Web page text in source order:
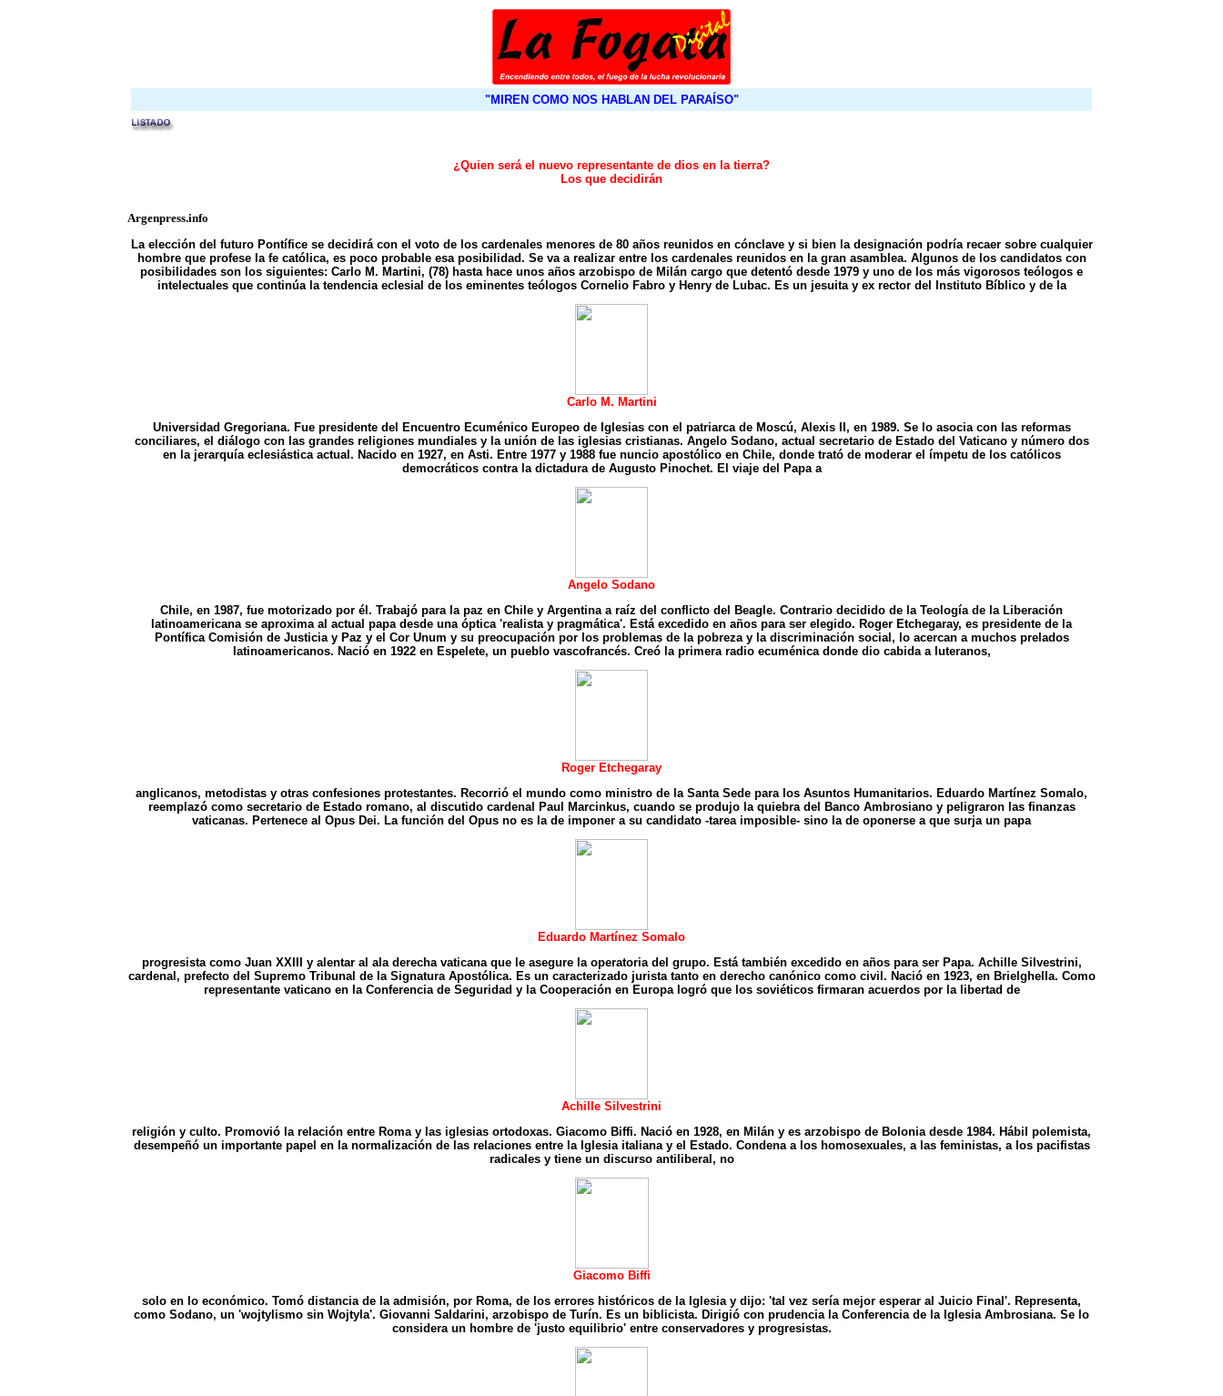
"MIREN COMO NOS HABLAN DEL PARAÍSO"
¿Quien será el nuevo representante de dios en la tierra?
Los que decidirán
Argenpress.info
La elección del futuro Pontífice se decidirá con el voto de los cardenales menores de 80 años reunidos en cónclave y si bien la designación podría recaer sobre cualquier
hombre que profese la fe católica, es poco probable esa posibilidad. Se va a realizar entre los cardenales reunidos en la gran asamblea. Algunos de los candidatos con
posibilidades son los siguientes: Carlo M. Martini, (78) hasta hace unos años arzobispo de Milán cargo que detentó desde 1979 y uno de los más vigorosos teólogos e
intelectuales que continúa la tendencia eclesial de los eminentes teólogos Cornelio Fabro y Henry de Lubac. Es un jesuita y ex rector del Instituto Bíblico y de la
Carlo M. Martini
Universidad Gregoriana. Fue presidente del Encuentro Ecuménico Europeo de Iglesias con el patriarca de Moscú, Alexis II, en 1989. Se lo asocia con las reformas
conciliares, el diálogo con las grandes religiones mundiales y la unión de las iglesias cristianas. Angelo Sodano, actual secretario de Estado del Vaticano y número dos
en la jerarquía eclesiástica actual. Nacido en 1927, en Asti. Entre 1977 y 1988 fue nuncio apostólico en Chile, donde trató de moderar el ímpetu de los católicos
democráticos contra la dictadura de Augusto Pinochet. El viaje del Papa a
Angelo Sodano
Chile, en 1987, fue motorizado por él. Trabajó para la paz en Chile y Argentina a raíz del conflicto del Beagle. Contrario decidido de la Teología de la Liberación
latinoamericana se aproxima al actual papa desde una óptica 'realista y pragmática'. Está excedido en años para ser elegido. Roger Etchegaray, es presidente de la
Pontífica Comisión de Justicia y Paz y el Cor Unum y su preocupación por los problemas de la pobreza y la discriminación social, lo acercan a muchos prelados
latinoamericanos. Nació en 1922 en Espelete, un pueblo vascofrancés. Creó la primera radio ecuménica donde dio cabida a luteranos,
Roger Etchegaray
anglicanos, metodistas y otras confesiones protestantes. Recorrió el mundo como ministro de la Santa Sede para los Asuntos Humanitarios. Eduardo Martínez Somalo,
reemplazó como secretario de Estado romano, al discutido cardenal Paul Marcinkus, cuando se produjo la quiebra del Banco Ambrosiano y peligraron las finanzas
vaticanas. Pertenece al Opus Dei. La función del Opus no es la de imponer a su candidato -tarea imposible- sino la de oponerse a que surja un papa
Eduardo Martínez Somalo
progresista como Juan XXIII y alentar al ala derecha vaticana que le asegure la operatoria del grupo. Está también excedido en años para ser Papa. Achille Silvestrini,
cardenal, prefecto del Supremo Tribunal de la Signatura Apostólica. Es un caracterizado jurista tanto en derecho canónico como civil. Nació en 1923, en Brielghella. Como
representante vaticano en la Conferencia de Seguridad y la Cooperación en Europa logró que los soviéticos firmaran acuerdos por la libertad de
Achille Silvestrini
religión y culto. Promovió la relación entre Roma y las iglesias ortodoxas. Giacomo Biffi. Nació en 1928, en Milán y es arzobispo de Bolonia desde 1984. Hábil polemista,
desempeñó un importante papel en la normalización de las relaciones entre la Iglesia italiana y el Estado. Condena a los homosexuales, a las feministas, a los pacifistas
radicales y tiene un discurso antiliberal, no
Giacomo Biffi
solo en lo económico. Tomó distancia de la admisión, por Roma, de los errores históricos de la Iglesia y dijo: 'tal vez sería mejor esperar al Juicio Final'. Representa,
como Sodano, un 'wojtylismo sin Wojtyla'. Giovanni Saldarini, arzobispo de Turín. Es un biblicista. Dirigió con prudencia la Conferencia de la Iglesia Ambrosiana. Se lo
considera un hombre de 'justo equilibrio' entre conservadores y progresistas.